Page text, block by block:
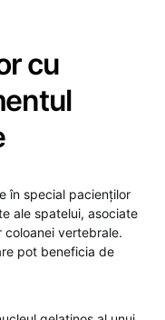
cu
în special pacienților
ale spatelui, asociate
coloanei vertebrale.
pot beneficia de